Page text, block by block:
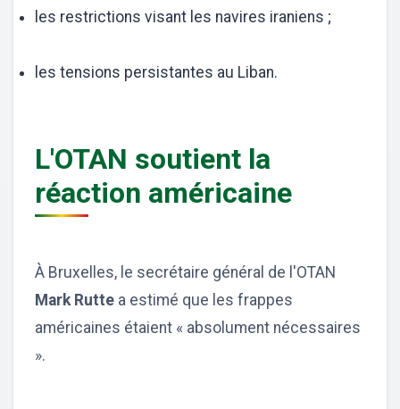
les restrictions visant les navires iraniens ;
les tensions persistantes au Liban.
L'OTAN soutient la
réaction américaine
À Bruxelles, le secrétaire général de l'OTAN
Mark Rutte a estimé que les frappes
américaines étaient « absolument nécessaires
».